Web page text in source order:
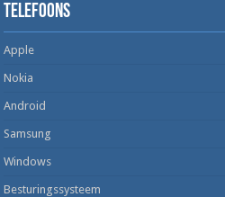
Telefoons
Apple
Nokia
Android
Samsung
Windows
Besturingssysteem